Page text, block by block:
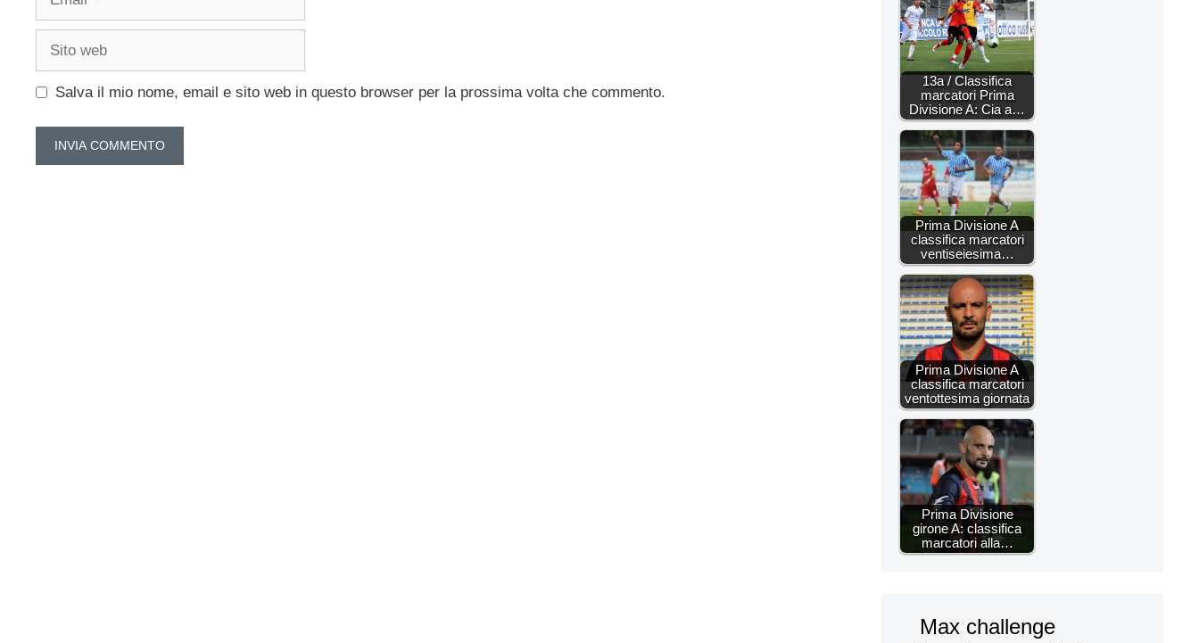
Salva il mio nome, email e sito web in questo browser per la prossima volta che commento.
13a / Classifica
marcatori Prima
Divisione A: Cia a…
Prima Divisione A
classifica marcatori
ventiseiesima…
Prima Divisione A
classifica marcatori
ventottesima giornata
Prima Divisione
girone A: classifica
marcatori alla…